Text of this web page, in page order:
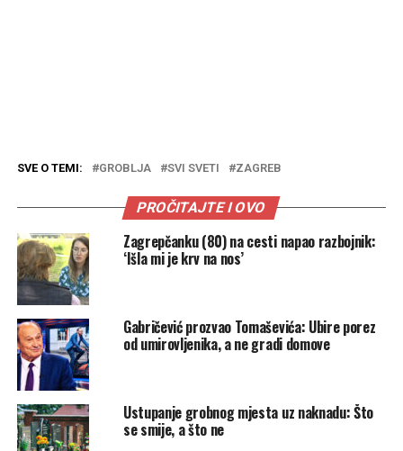
SVE O TEMI: GROBLJA SVI SVETI ZAGREB
PROČITAJTE I OVO
Zagrepčanku (80) na cesti napao razbojnik:
‘Išla mi je krv na nos’
Gabričević prozvao Tomaševića: Ubire porez
od umirovljenika, a ne gradi domove
Ustupanje grobnog mjesta uz naknadu: Što
se smije, a što ne